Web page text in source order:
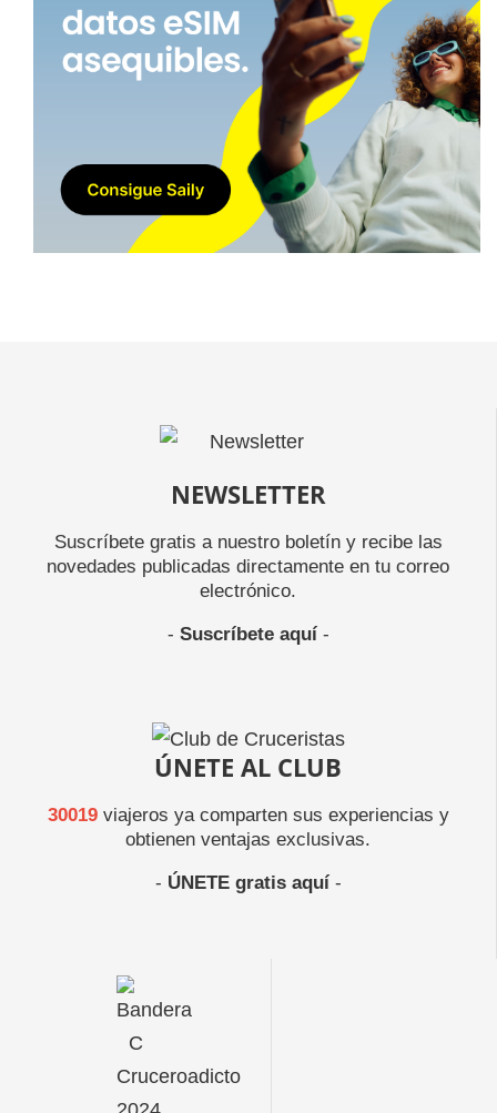
NEWSLETTER
Suscríbete gratis a nuestro boletín y recibe las
novedades publicadas directamente en tu correo
electrónico.
- Suscríbete aquí-
ÚNETE AL CLUB
30019viajeros ya comparten sus experiencias y
obtienen ventajas exclusivas.
- ÚNETE gratis aquí-